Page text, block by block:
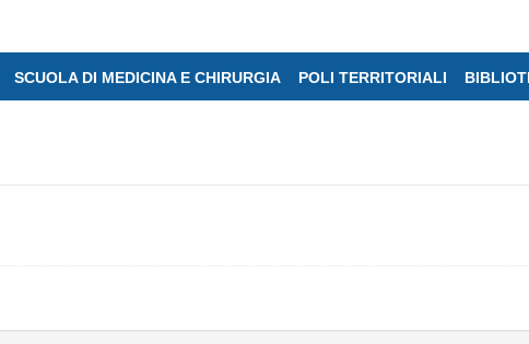
SCUOLA DI MEDICINA E CHIRURGIA POLI TERRITORIALI